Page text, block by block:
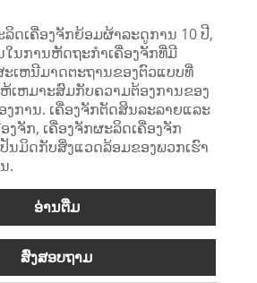
ດເຄື່ອງຈັກຍ້ອມຜ້າລະດູການ 10 ປີ,
ນການຫັດຖະກໍາເຄື່ອງຈັກທີ່ມີ
ເຫນີມາດຕະຖານຂອງຕົວແບບທີ່
ເຫມາະສົມກັບຄວາມຕ້ອງການຂອງ
ການ. ເຄື່ອງຈັກຕັດສິນລະລາຍແລະ
ງຈັກ, ເຄື່ອງຈັກຜະລິດເຄື່ອງຈັກ
ນມິດກັບສິ່ງແວດລ້ອມຂອງພວກເຮົາ
.
ອ່ານ​ຕື່ມ
ສົ່ງສອບຖາມ